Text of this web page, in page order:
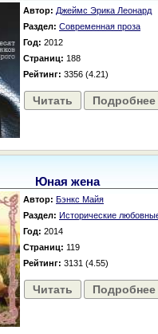
Автор: Джеймс Эрика Леонард
Раздел: Современная проза
Год: 2012
Страниц: 188
Рейтинг: 3356 (4.21)
Читать Подробнее
Юная жена
Автор: Бэнкс Майя
Раздел: Исторические
Год: 2014
Страниц: 119
Рейтинг: 3131 (4.55)
Читать Подробнее